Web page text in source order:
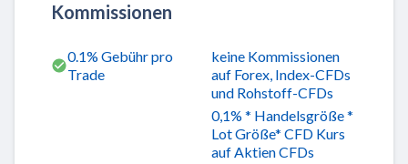
Kommissionen
0.1% Gebühr pro
Trade
keine Kommissionen
auf Forex, Index-CFDs
und Rohstoff-CFDs
0,1% * Handelsgröße *
Lot Größe* CFD Kurs
auf Aktien CFDs